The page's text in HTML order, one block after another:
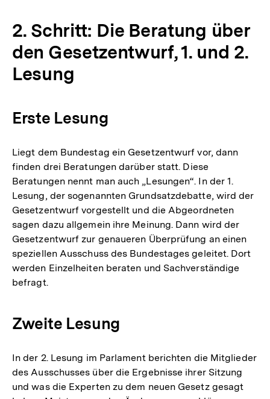
2. Schritt: Die Beratung über
den Gesetzentwurf, 1. und 2.
Lesung
Erste Lesung
Liegt dem Bundestag ein Gesetzentwurf vor, dann
finden drei Beratungen darüber statt. Diese
Beratungen nennt man auch „Lesungen“. In der 1.
Lesung, der sogenannten Grundsatzdebatte, wird der
Gesetzentwurf vorgestellt und die Abgeordneten
sagen dazu allgemein ihre Meinung. Dann wird der
Gesetzentwurf zur genaueren Überprüfung an einen
speziellen Ausschuss des Bundestages geleitet. Dort
werden Einzelheiten beraten und Sachverständige
befragt.
Zweite Lesung
In der 2. Lesung im Parlament berichten die Mitglieder
des Ausschusses über die Ergebnisse ihrer Sitzung
und was die Experten zu dem neuen Gesetz gesagt